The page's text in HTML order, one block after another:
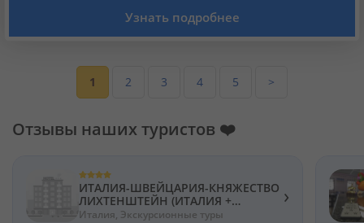
Узнать подробнее
1 2 3 4 5 >
Отзывы наших туристов ❤️
ИТАЛИЯ-ШВЕЙЦАРИЯ-КНЯЖЕСТВО
ЛИХТЕНШТЕЙН (ИТАЛИЯ +
ШВЕЙЦАРИЯ)
Италия, Экскурсионные туры
›